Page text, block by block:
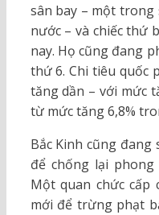
sân bay – một
nước – và chiếc thứ
nay. Họ cũng đang
thứ 6. Chi tiêu quốc
tăng dần – với mức
từ mức tăng 6,8%
Bắc Kinh cũng đang
để chống lại
Một quan chức
mới để trừng phạt